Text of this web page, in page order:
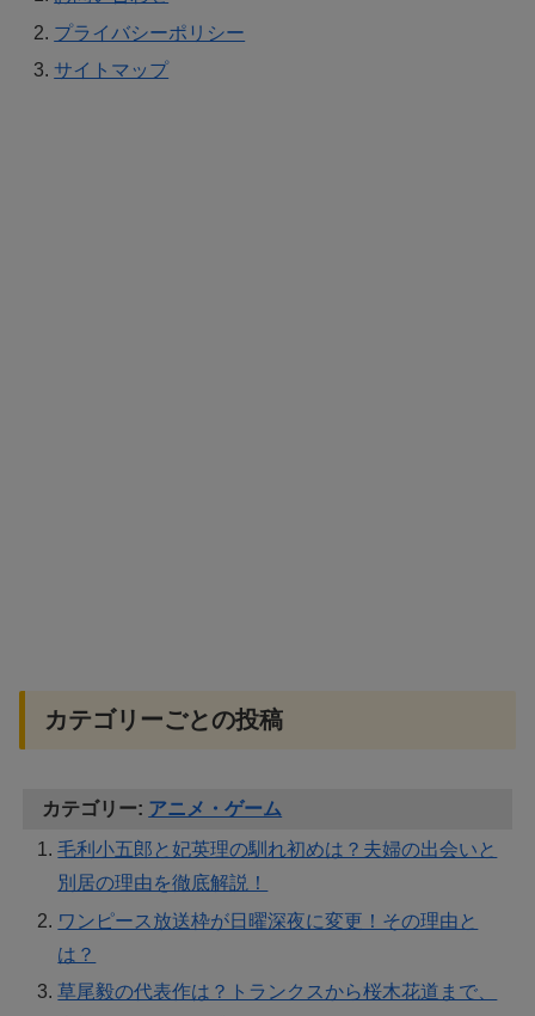
プライバシーポリシー
サイトマップ
カテゴリーごとの投稿
カテゴリー: アニメ・ゲーム
毛利小五郎と妃英理の馴れ初めは？夫婦の出会いと
別居の理由を徹底解説！
ワンピース放送枠が日曜深夜に変更！その理由と
は？
草尾毅の代表作は？トランクスから桜木花道まで、